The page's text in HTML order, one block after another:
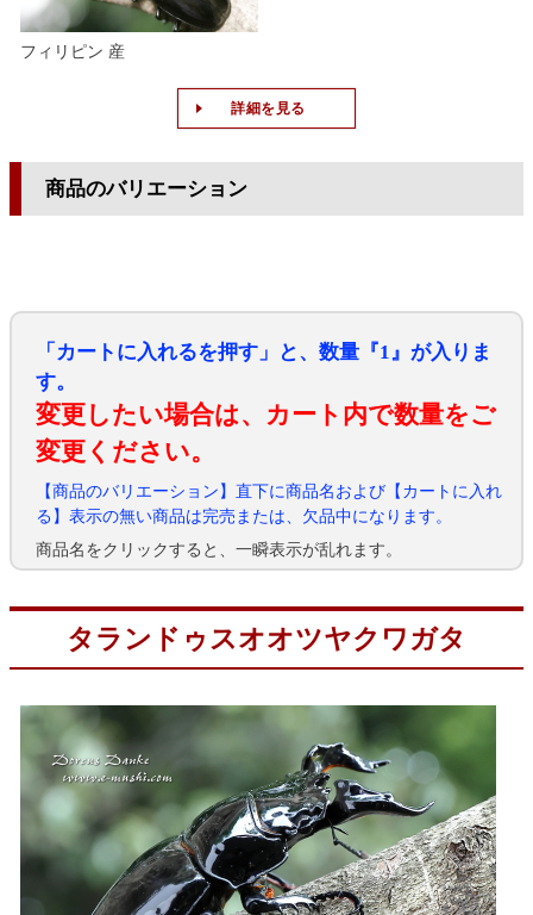
フィリピン 産
詳細を見る
商品のバリエーション
「カートに入れるを押す」と、数量『1』が入りま
す。
変更したい場合は、カート内で数量をご
変更ください。
【商品のバリエーション】直下に商品名および【カートに入れ
る】表示の無い商品は完売または、欠品中になります。
商品名をクリックすると、一瞬表示が乱れます。
タランドゥスオオツヤクワガタ